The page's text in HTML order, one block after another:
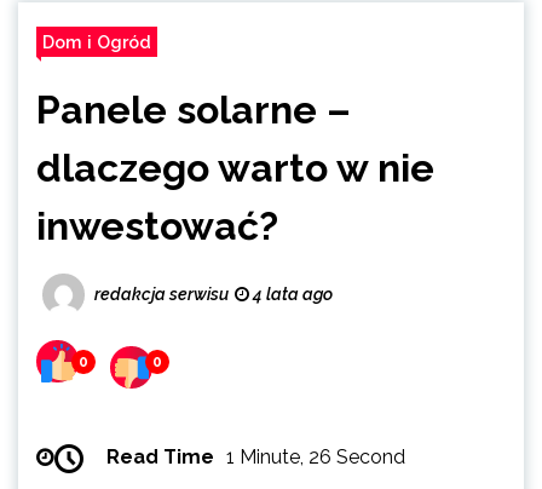
Dom i Ogród
Panele solarne –
dlaczego warto w nie
inwestować?
redakcja serwisu 4 lata ago
0 0
Read Time 1 Minute, 26 Second